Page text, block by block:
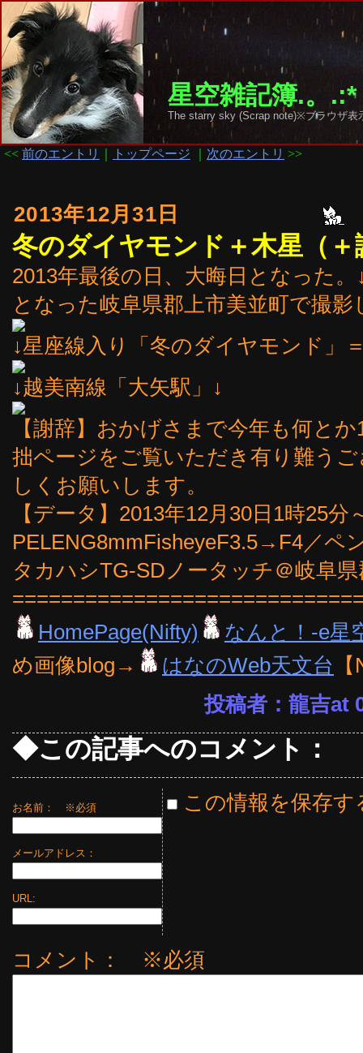
星空雑記簿.。
The starry sky (Scrap note)※ブラウザ
<< 前のエントリ トップページ 次のエントリ >>
2013年12月31日
冬のダイヤモンド＋木星（＋
2013年最後の日、大晦日となった
となった岐阜県郡上市美並町で撮影
↓星座線入り「冬のダイヤモンド」
↓越美南線「大矢駅」↓
【謝辞】おかげさまで今年も何と
拙ページをご覧いただき有り難う
しくお願いします。
【データ】2013年12月30日1時25分
PELENG8mmFisheyeF3.5→F4／ペ
タカハシTG-SDノータッチ＠岐阜
HomePage(Nifty)
なんと！-e星
め画像blog→
はなのWeb天文台
投稿者：龍吉at
◆この記事へのコメント：
お名前： ※必須
メールアドレス：
URL:
この情報を保存す
コメント： ※必須